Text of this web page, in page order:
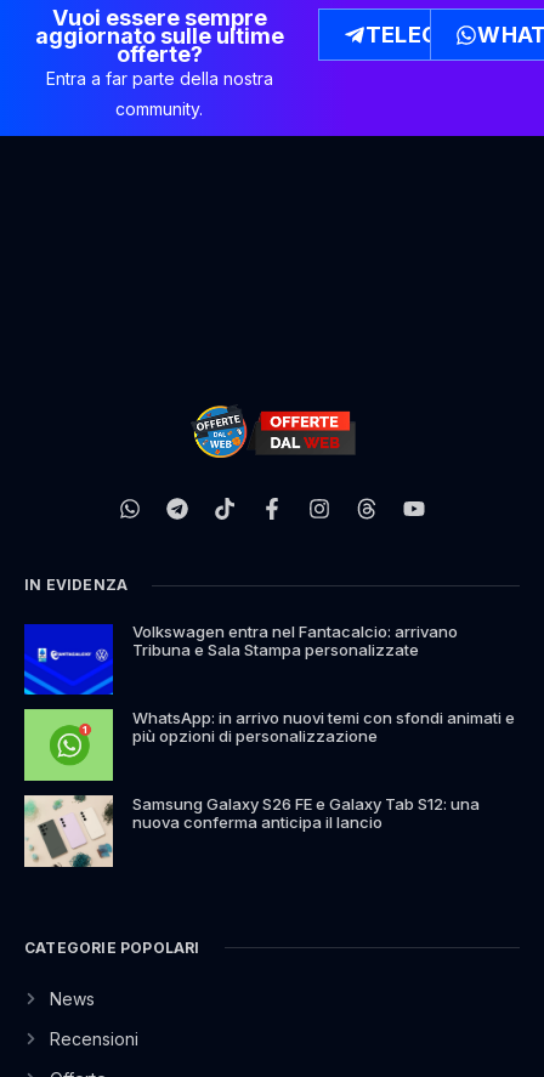
Vuoi essere sempre
aggiornato sulle ultime
offerte?
Entra a far parte della nostra
community.
TELEGRAM
IN EVIDENZA
Volkswagen entra nel Fantacalcio: arrivano
Tribuna e Sala Stampa personalizzate
WhatsApp: in arrivo nuovi temi con sfondi animati e
più opzioni di personalizzazione
Samsung Galaxy S26 FE e Galaxy Tab S12: una
nuova conferma anticipa il lancio
CATEGORIE POPOLARI
News
Recensioni